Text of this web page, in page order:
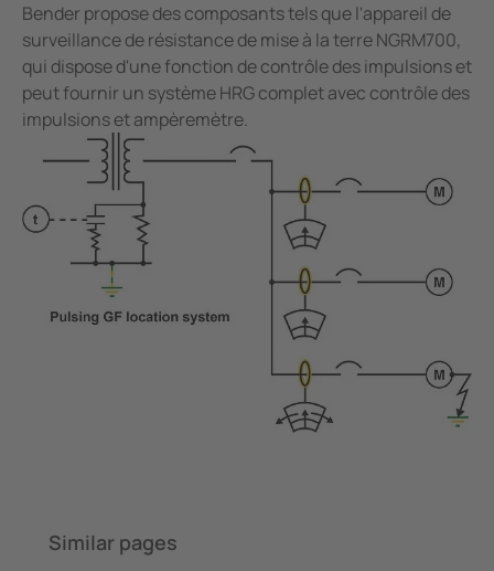
Bender propose des composants tels que l'appareil de
surveillance de résistance de mise à la terre NGRM700,
qui dispose d'une fonction de contrôle des impulsions et
peut fournir un système HRG complet avec contrôle des
impulsions et ampèremètre.
Similar pages